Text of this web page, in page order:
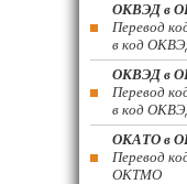
ОКВЭД в
Перевод
в код
ОКВЭД в
Перевод
в код
ОКАТО в
Перевод
ОКТМО